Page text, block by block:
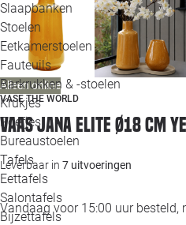
Slaapbanken
Stoelen
Eetkamerstoelen
Fauteuils
Barkrukken & -stoelen
Krukjes
Poefjes
Bureaustoelen
Tafels
Eettafels
Salontafels
Bijzettafels
Alleen online
VASE THE WORLD
Vaas Jana Elite Ø18 cm
Leverbaar in 7 uitvoeringen
Vandaag voor 15:00 uur besteld,